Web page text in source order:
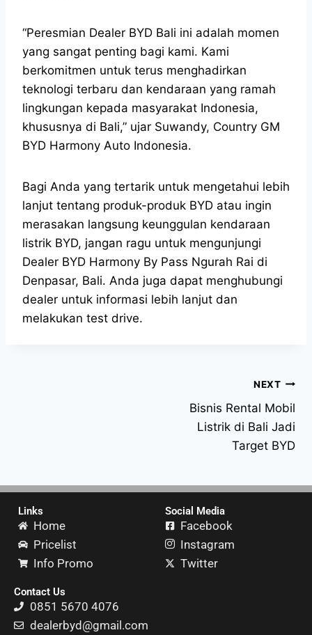
“Peresmian Dealer BYD Bali ini adalah momen
yang sangat penting bagi kami. Kami
berkomitmen untuk terus menghadirkan
teknologi terbaru dan kendaraan yang ramah
lingkungan kepada masyarakat Indonesia,
khususnya di Bali,” ujar Suwandy, Country GM
BYD Harmony Auto Indonesia.
Bagi Anda yang tertarik untuk mengetahui lebih
lanjut tentang produk-produk BYD atau ingin
merasakan langsung keunggulan kendaraan
listrik BYD, jangan ragu untuk mengunjungi
Dealer BYD Harmony By Pass Ngurah Rai di
Denpasar, Bali. Anda juga dapat menghubungi
dealer untuk informasi lebih lanjut dan
melakukan test drive.
NEXT
Bisnis Rental Mobil
Listrik di Bali Jadi
Target BYD
Links
Home
Pricelist
Info Promo
Social Media
Facebook
Instagram
Twitter
Contact Us
0851 5670 4076
dealerbyd@gmail.com